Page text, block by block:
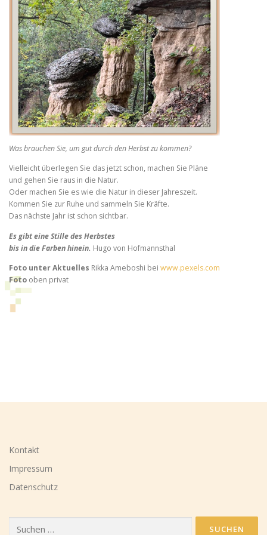
Was brauchen Sie, um gut durch den Herbst zu kommen?
Vielleicht überlegen Sie das jetzt schon, machen Sie Pläne
und gehen Sie raus in die Natur.
Oder machen Sie es wie die Natur in dieser Jahreszeit.
Kommen Sie zur Ruhe und sammeln Sie Kräfte.
Das nächste Jahr ist schon sichtbar.
Es gibt eine Stille des Herbstes
bis in die Farben hinein. Hugo von Hofmannsthal
Foto unter Aktuelles Rikka Ameboshi bei www.pexels.com
Foto oben privat
Kontakt
Impressum
Datenschutz
Suchen